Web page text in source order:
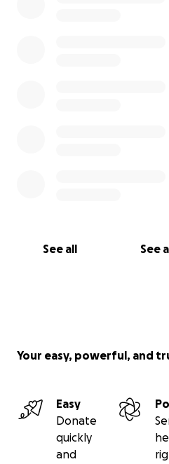
See all See
Your easy, powerful, and
Easy
Donate
quickly
and